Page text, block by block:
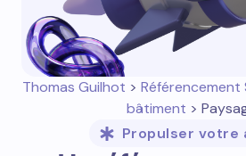
Thomas Guilhot > Référencement
bâtiment >
Propulser votre